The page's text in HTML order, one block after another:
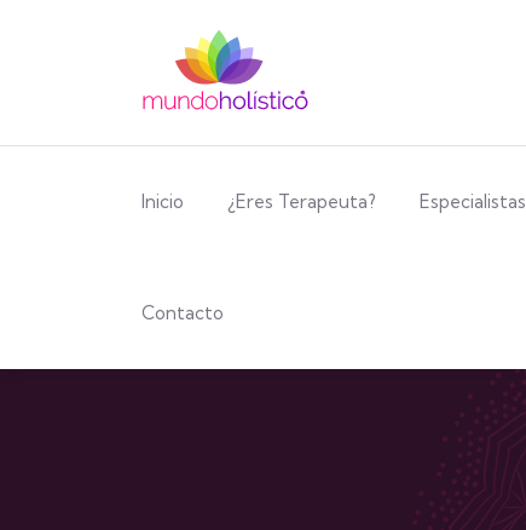
Inicio ¿Eres Terapeuta? Especialistas
Contacto